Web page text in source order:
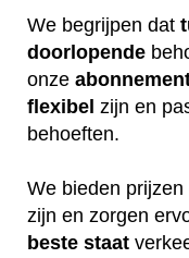
We begrijpen dat
doorlopende
onze
flexibel zijn en
behoeften.
We bieden
zijn en zorgen
beste staat